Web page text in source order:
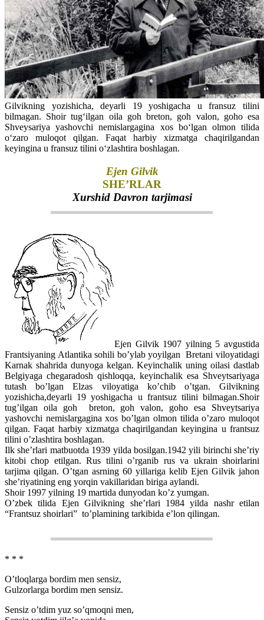
Gilvikning yozishicha, deyarli 19 yoshigacha u fransuz tilini
bilmagan. Shoir tug‘ilgan oila goh breton, goh valon, goho esa
Shveysariya yashovchi nemislargagina xos bo‘lgan olmon tilida
o‘zaro muloqot qilgan. Faqat harbiy xizmatga chaqirilgandan
keyingina u fransuz tilini o‘zlashtira boshlagan.
Ejen Gilvik
SHE’RLAR
Xurshid Davron tarjimasi
Ejen Gilvik 1907 yilning 5 avgustida
Frantsiyaning Atlantika sohili bo’ylab yoyilgan Bretani viloyatidagi
Karnak shahrida dunyoga kelgan. Keyinchalik uning oilasi dastlab
Belgiyaga chegaradosh qishloqqa, keyinchalik esa Shveytsariyaga
tutash bo’lgan Elzas viloyatiga ko’chib o’tgan. Gilvikning
yozishicha,deyarli 19 yoshigacha u frantsuz tilini bilmagan.Shoir
tug’ilgan oila goh breton, goh valon, goho esa Shveytsariya
yashovchi nemislargagina xos bo’lgan olmon tilida o’zaro muloqot
qilgan. Faqat harbiy xizmatga chaqirilgandan keyingina u frantsuz
tilini o’zlashtira boshlagan.
Ilk she’rlari matbuotda 1939 yilda bosilgan.1942 yili birinchi she’riy
kitobi chop etilgan. Rus tilini o’rganib rus va ukrain shoirlarini
tarjima qilgan. O’tgan asrning 60 yillariga kelib Ejen Gilvik jahon
she’riyatining eng yorqin vakillaridan biriga aylandi.
Shoir 1997 yilning 19 martida dunyodan ko’z yumgan.
O’zbek tilida Ejen Gilvikning she’rlari 1984 yilda nashr etilan
“Frantsuz shoirlari” to’plamining tarkibida e’lon qilingan.
* * *
O’tloqlarga bordim men sensiz,
Gulzorlarga bordim men sensiz.
Sensiz o’tdim yuz so’qmoqni men,